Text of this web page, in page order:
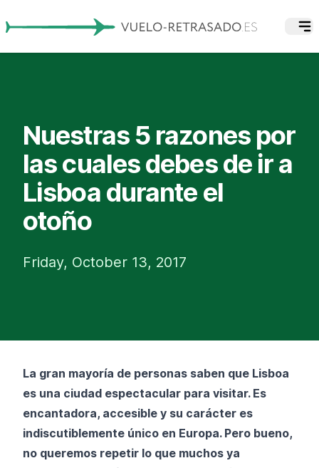
Nuestras 5 razones por
las cuales debes de ir a
Lisboa durante el
otoño
Friday, October 13, 2017
La gran mayoría de personas saben que Lisboa
es una ciudad espectacular para visitar. Es
encantadora, accesible y su carácter es
indiscutiblemente único en Europa. Pero bueno,
no queremos repetir lo que muchos ya